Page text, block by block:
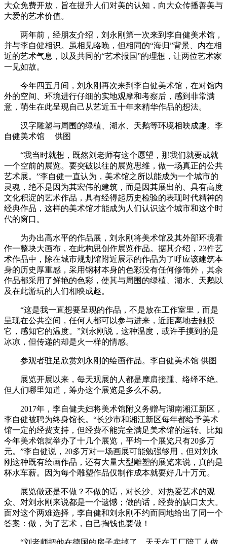
大众免费开放，旨在提升人们对美的认知，向大众传播善美与
大爱的艺术价值。
两年前，经朋友介绍，刘永刚第一次来到李自健美术馆，
并与李自健相识。虽相见略晚，但相同的“海归”背景、内在相
近的艺术气息，以及共同的“艺术报国”的理想，让两位艺术家
一见如故。
今年四五月间，刘永刚再次来到李自健美术馆，在对馆内
外的空间、环境进行仔细的实地观摩和考察后，感到非常满
意，萌生在此呈现自己从艺近五十年来精华作品的想法。
汉字雕塑与周围的绿植、湖水、天鹅等环境相映成趣。李
自健美术馆 供图
“我当时就想，既然刘老师有这个愿望，那我们就要成就
一个空前的展览。要突破以往的展览思维，做一场真正的公共
艺术展。”李自健一直认为，美术馆之所以能成为一个城市的
灵魂，绝不是因为其宏伟的建筑，而是因其展出的、具有高度
文化积淀的艺术作品，具有经得起历史检验的表现时代精神的
经典作品，这样的美术馆才能成为人们认识这个城市和这个时
代的窗口。
为办出高水平的作品展，刘永刚将美术馆及其外部环境看
作一整块大画布，在此构思创作展览作品。据其介绍，23件艺
术作品中，除在城市规划馆附近展示的作品为了呼应该建筑本
身的历史厚重感，采用钢材本身的色彩没有任何修饰外，其余
作品都采用了鲜艳的色彩，使其与周围的绿植、湖水、天鹅以
及在此游玩的人们相映成趣。
“这是我一直想要呈现的作品，不是放在工作室里，而是
呈现在公共空间，任何人都可以参与进来，近距离地去触摸
它，感知它的温度。”刘永刚说，这种温度，或许手摸到的是
冰凉，但传递的却是火一样的情感。
参观者驻足欣赏刘永刚的绘画作品。李自健美术馆 供图
展览开展以来，每天观展的人都是摩肩接踵、络绎不绝。
但人们哪里知道，筹办这个展览是多么不易。
2017年，李自健夫妇将美术馆附义务赠与湖南湘江新区，
李自健被聘为终身馆长。“长沙市和湘江新区每年都给予美术
馆一定的经费支持，但经费不能完全满足美术馆的运转。比如
今年美术馆就举办了十几个展览，平均一个展览只有20多万
元。”李自健说，20多万对一场画展可能勉强够用，但对刘永
刚这种既有绘画作品，还有大量大型雕塑的展览来说，真的是
杯水车薪。因为每个雕塑作品仅制作成本就要好几十万元。
展览做还是不做？不做的话，对长沙、对热爱艺术的观
众、对刘永刚来说都是一个遗憾；做的话，经费的缺口太大。
面对这个两难选择，李自健和刘永刚不约而同地给出了同一个
答案：做，为了艺术，自己掏钱也要做！
“刘老师把他在德国的房子卖掉了，天天在工厂陪工人做